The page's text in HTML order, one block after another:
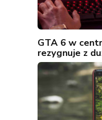
GTA 6 w
rezygnuje z